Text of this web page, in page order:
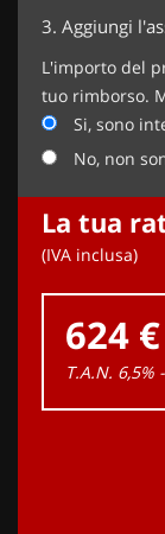
3. Aggiungi
L'importo del
tuo rimborso.
Si, sono
No, non
La tua
(IVA inclusa)
624 €
T.A.N. 6,5%